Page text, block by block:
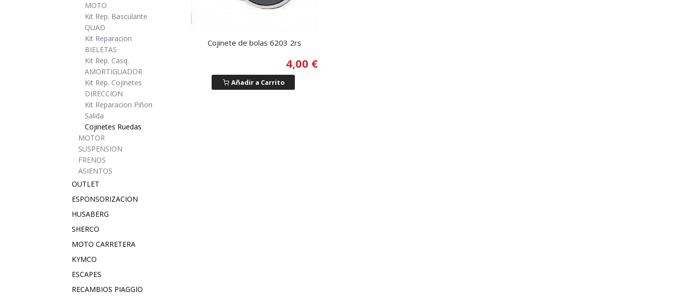
MOTO
Kit Rep. Basculante
QUAD
Kit Reparacion
BIELETAS
Kit Rep. Casq.
AMORTIGUADOR
Kit Rep. Cojinetes
DIRECCION
Kit Reparacion Piñon
Salida
Cojinetes Ruedas
MOTOR
SUSPENSION
FRENOS
ASIENTOS
OUTLET
ESPONSORIZACION
HUSABERG
SHERCO
MOTO CARRETERA
KYMCO
ESCAPES
RECAMBIOS PIAGGIO
Cojinete de bolas 6203 2rs
4,00 €
Añadir a Carrito